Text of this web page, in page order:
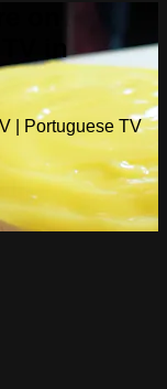
on
in
| Portuguese TV